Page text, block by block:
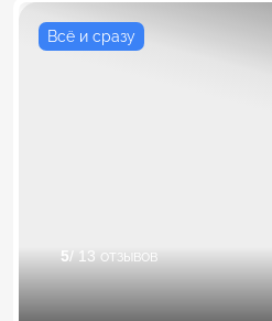
Всё и сразу
5/ 13 отзывов